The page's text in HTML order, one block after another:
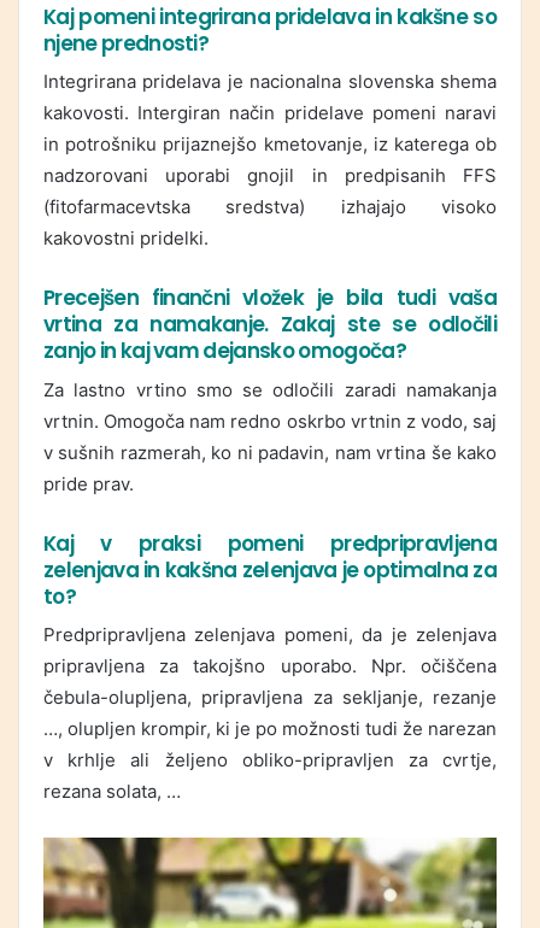
Kaj pomeni integrirana pridelava in kakšne so
njene prednosti?
Integrirana pridelava je nacionalna slovenska shema
kakovosti. Intergiran način pridelave pomeni naravi
in potrošniku prijaznejšo kmetovanje, iz katerega ob
nadzorovani uporabi gnojil in predpisanih FFS
(fitofarmacevtska sredstva) izhajajo visoko
kakovostni pridelki.
Precejšen finančni vložek je bila tudi vaša
vrtina za namakanje. Zakaj ste se odločili
zanjo in kaj vam dejansko omogoča?
Za lastno vrtino smo se odločili zaradi namakanja
vrtnin. Omogoča nam redno oskrbo vrtnin z vodo, saj
v sušnih razmerah, ko ni padavin, nam vrtina še kako
pride prav.
Kaj v praksi pomeni predpripravljena
zelenjava in kakšna zelenjava je optimalna za
to?
Predpripravljena zelenjava pomeni, da je zelenjava
pripravljena za takojšno uporabo. Npr. očiščena
čebula-olupljena, pripravljena za sekljanje, rezanje
…, olupljen krompir, ki je po možnosti tudi že narezan
v krhlje ali željeno obliko-pripravljen za cvrtje,
rezana solata, …